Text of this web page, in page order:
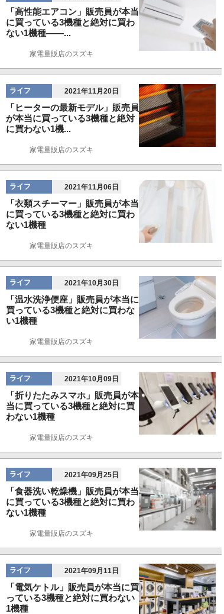
「高性能エアコン」販売員が本当
に買っている3機種と絶対に買わ
ない1機種――...
家電量販店のスズキ
ライフ 2021年11月20日
「ヒーターの最新モデル」販売員
が本当に買っている3機種と絶対
に買わない1機...
家電量販店のスズキ
ライフ 2021年11月06日
「衣類スチーマー」販売員が本当
に買っている3機種と絶対に買わ
ない1機種
家電量販店のスズキ
ライフ 2021年10月30日
「温水洗浄便座」販売員が本当に
買っている3機種と絶対に買わな
い1機種
家電量販店のスズキ
ライフ 2021年10月09日
「折りたたみスマホ」販売員が本
当に買っている3機種と絶対に買
わない1機種
家電量販店のスズキ
ライフ 2021年09月25日
「食器洗い乾燥機」販売員が本当
に買っている3機種と絶対に買わ
ない1機種
家電量販店のスズキ
ライフ 2021年09月11日
「電気ケトル」販売員が本当に買
っている3機種と絶対に買わない
1機種